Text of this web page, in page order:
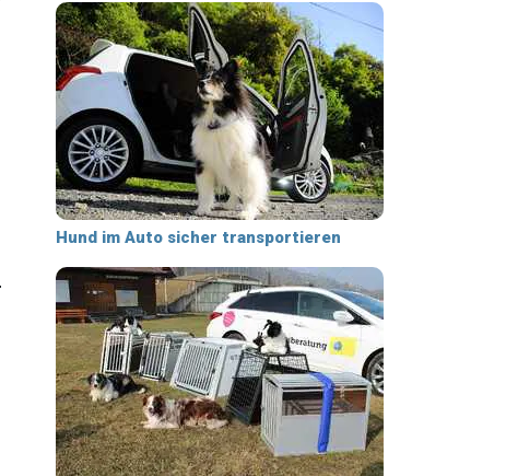
Hund im Auto sicher transportieren